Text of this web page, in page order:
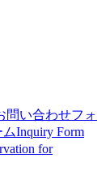
問い合わせフォ
Inquiry Form
for